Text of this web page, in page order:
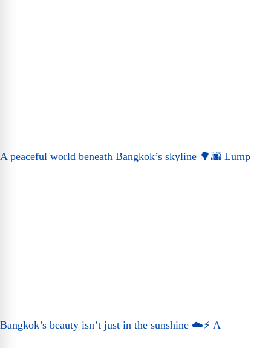
A peaceful world beneath Bangkok’s skyline 🌳🌆 Lump
Bangkok’s beauty isn’t just in the sunshine ☁️⚡ A